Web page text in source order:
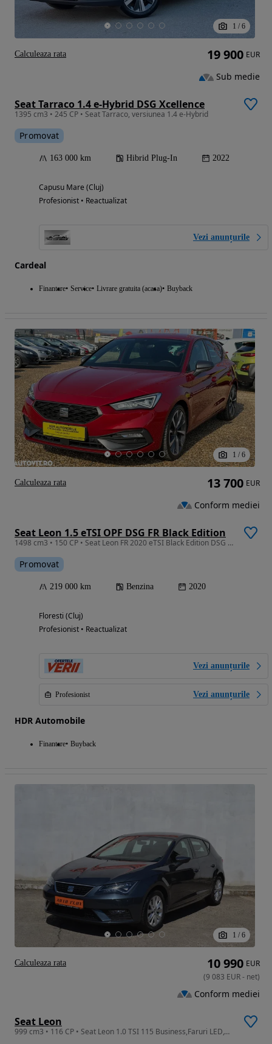
1 / 6
Seat Tarraco 1.4 e-Hybrid DSG Xcellence
1395 cm3 • 245 CP • Seat Tarraco, versiunea 1.4 e-Hybrid
Promovat
163 000 km Hibrid Plug-In 2022
Capusu Mare (Cluj)
Profesionist • Reactualizat
Vezi anunțurile
Cardeal
Finantare Service Livrare gratuita (acasa) Buyback
19 900 EUR
Sub medie
Calculeaza rata
1 / 6
Seat Leon 1.5 eTSI OPF DSG FR Black Edition
1498 cm3 • 150 CP • Seat Leon FR 2020 eTSI Black Edition DSG Garantie/Rate
Promovat
219 000 km Benzina 2020
Floresti (Cluj)
Profesionist • Reactualizat
Vezi anunțurile
Profesionist Vezi anunțurile
HDR Automobile
Finantare Buyback
13 700 EUR
Conform mediei
Calculeaza rata
1 / 6
Seat Leon
999 cm3 • 116 CP • Seat Leon 1.0 TSI 115 Business,Faruri LED,GARANTIE 3 ANI,TVA Deductibi
10 990 EUR
(9 083 EUR- net)
Conform mediei
Calculeaza rata